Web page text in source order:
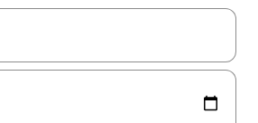
estiverem disponíveis, explore-os